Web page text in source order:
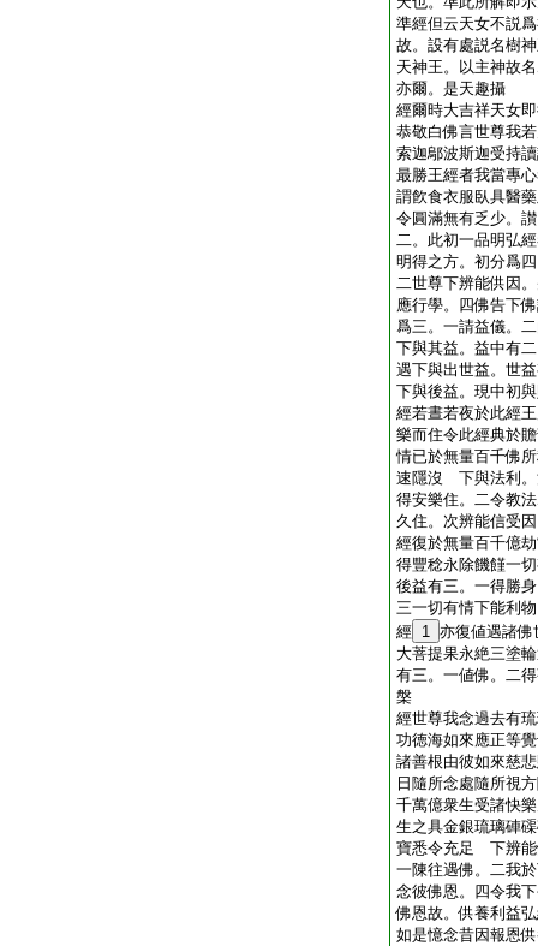
準經但云天女不説
故。設有處説名樹
天神王。以主神故
亦爾。是天趣攝
經爾時大吉祥天女
恭敬白佛言世尊我
索迦鄔波斯迦受持
最勝王經者我當專
謂飮食衣服臥具醫
令圓滿無有乏少。
二。此初一品明弘
明得之方。初分爲
二世尊下辨能供因
應行學。四佛告下
爲三。一請益儀。
下與其益。益中有
遇下與出世益。世
下與後益。現中初
經若晝若夜於此經
樂而住令此經典於
情已於無量百千佛
速隱沒 下與法利。
得安樂住。二令教
久住。次辨能信受
經復於無量百千億
得豐稔永除饑饉一
後益有三。一得勝
三一切有情下能利物
經 1 亦復値遇諸佛
大菩提果永絶三塗
有三。一値佛。二
槃
經世尊我念過去有
功徳海如來應正等
諸善根由彼如來慈
日隨所念處隨所視
千萬億衆生受諸快
生之具金銀琉璃硨
寶悉令充足 下辨能
一陳往遇佛。二我
念彼佛恩。四令我
佛恩故。供養利益
如是憶念昔因報恩